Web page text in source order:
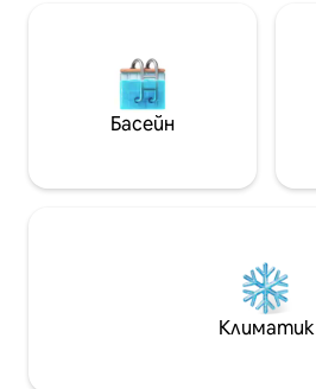
Басейн
Климатик